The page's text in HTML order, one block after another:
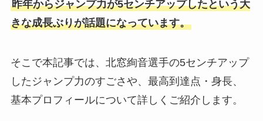
昨年からジャンプ力が5センチアップしたという大
きな成長ぶりが話題になっています。
そこで本記事では、北窓絢音選手の5センチアップ
したジャンプ力のすごさや、最高到達点・身長、
基本プロフィールについて詳しくご紹介します。